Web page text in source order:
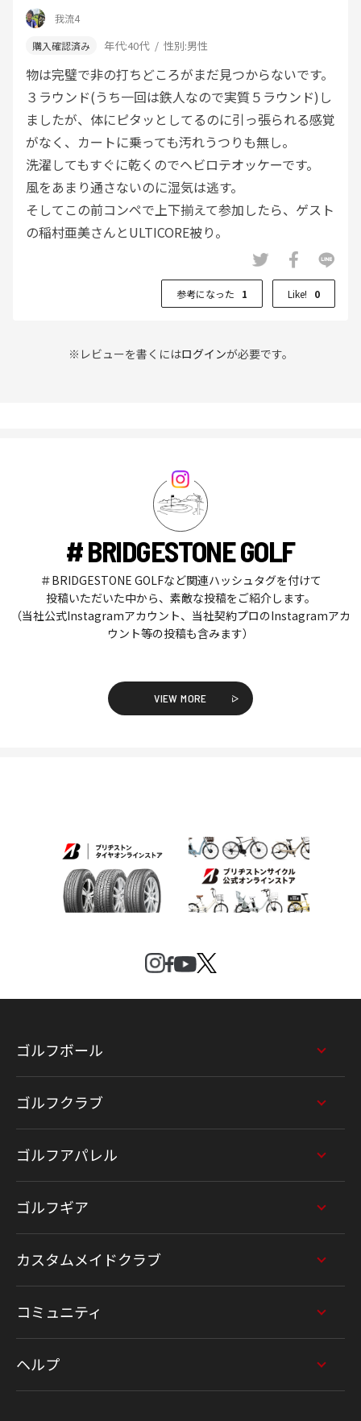
我流4
年代:40代 性別:男性
物は完璧で非の打ちどころがまだ見つからないです。
３ラウンド(うち一回は鉄人なので実質５ラウンド)し
ましたが、体にピタッとしてるのに引っ張られる感覚
がなく、カートに乗っても汚れうつりも無し。
洗濯してもすぐに乾くのでヘビロテオッケーです。
風をあまり通さないのに湿気は逃す。
そしてこの前コンペで上下揃えて参加したら、ゲスト
の稲村亜美さんとULTICORE被り。
安くはないので大量には買えないですが、上下にニ、
三枚づつ買えば着まわして２シーズンは行けそう。
まぁ次の年もニ、三枚買うからきっと家族からは…で
参考になった 1 Like! 0
※レビューを書くにはログインが必要です。
# BRIDGESTONE GOLF
＃BRIDGESTONE GOLFなど関連ハッシュタグを付けて
投稿いただいた中から、素敵な投稿をご紹介します。
（当社公式Instagramアカウント、当社契約プロのInstagramアカ
ウント等の投稿も含みます）
VIEW MORE
ゴルフボール
ゴルフクラブ
ゴルフアパレル
ゴルフギア
カスタムメイドクラブ
コミュニティ
ヘルプ